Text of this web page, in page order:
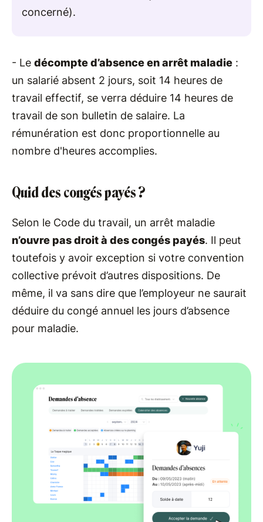
concerné).
- Le décompte d’absence en arrêt maladie :
un salarié absent 2 jours, soit 14 heures de
travail effectif, se verra déduire 14 heures de
travail de son bulletin de salaire. La
rémunération est donc proportionnelle au
nombre d'heures accomplies.
Quid des congés payés ?
Selon le Code du travail, un arrêt maladie
n’ouvre pas droit à des congés payés. Il peut
toutefois y avoir exception si votre convention
collective prévoit d’autres dispositions. De
même, il va sans dire que l’employeur ne saurait
déduire du congé annuel les jours d’absence
pour maladie.